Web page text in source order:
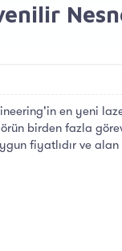
en yeni
birden fazla
fiyatlıdır ve